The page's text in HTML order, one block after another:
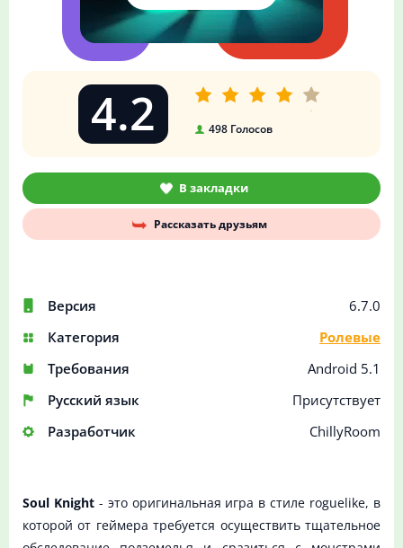
Версия
6.7.0
Категория
Ролевые
Требования
Android 5.1
Русский язык
Присутствует
Разработчик
ChillyRoom
4.2 498Голосов
В закладки
Рассказать друзьям
Soul Knight- это оригинальная игра в стиле roguelike, в
которой от геймера требуется осуществить тщательное